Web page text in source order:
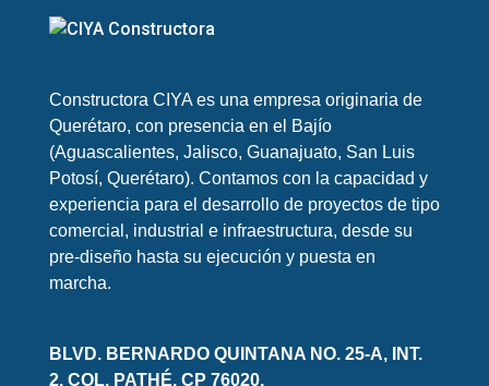
Constructora CIYA es una empresa originaria de
Querétaro, con presencia en el Bajío
(Aguascalientes, Jalisco, Guanajuato, San Luis
Potosí, Querétaro). Contamos con la capacidad y
experiencia para el desarrollo de proyectos de tipo
comercial, industrial e infraestructura, desde su
pre-diseño hasta su ejecución y puesta en
marcha.
BLVD. BERNARDO QUINTANA NO. 25-A, INT.
2, COL. PATHÉ. CP 76020.